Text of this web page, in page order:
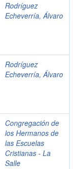
Rodríguez
Echeverría, Álvaro
Rodríguez
Echeverría, Álvaro
Congregación de
los Hermanos de
las Escuelas
Cristianas - La
Salle